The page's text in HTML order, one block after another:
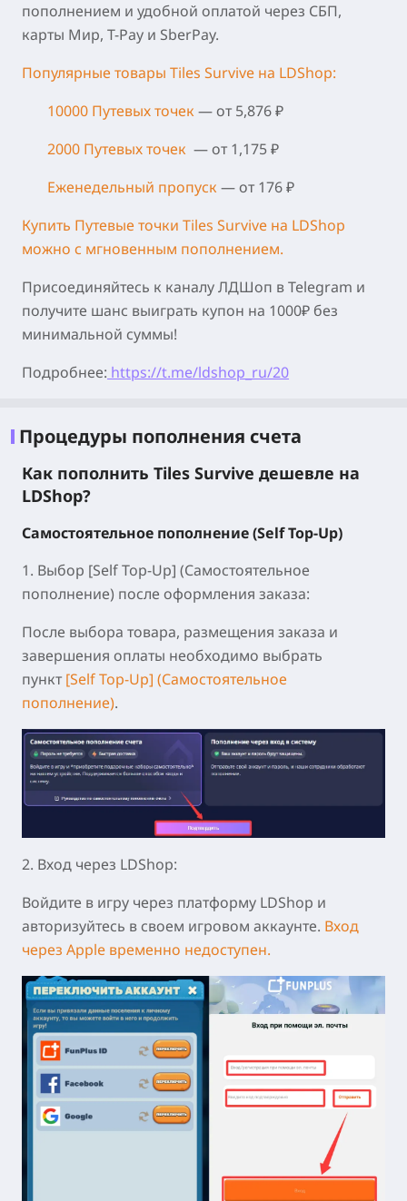
пополнением и удобной оплатой через СБП,
карты Мир, T-Pay и SberPay.
Популярные товары Tiles Survive на LDShop:
10000 Путевых точек — от 5,876 ₽
2000 Путевых точек — от 1,175 ₽
Еженедельный пропуск — от 176 ₽
Купить Путевые точки Tiles Survive на LDShop
можно с мгновенным пополнением.
Присоединяйтесь к каналу ЛДШоп в Telegram и
получите шанс выиграть купон на 1000₽ без
минимальной суммы!
Подробнее: https://t.me/ldshop_ru/20
Процедуры пополнения счета
Как пополнить Tiles Survive дешевле на
LDShop?
Самостоятельное пополнение (Self Top-Up)
1. Выбор [Self Top-Up] (Самостоятельное
пополнение) после оформления заказа:
После выбора товара, размещения заказа и
завершения оплаты необходимо выбрать
пункт [Self Top-Up] (Самостоятельное
пополнение).
2. Вход через LDShop:
Войдите в игру через платформу LDShop и
авторизуйтесь в своем игровом аккаунте. Вход
через Apple временно недоступен.